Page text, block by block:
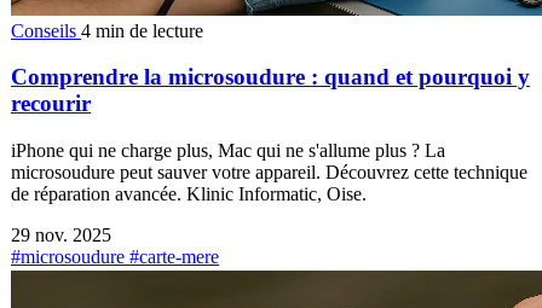
Conseils 4 min de lecture
Comprendre la microsoudure : quand et pourquoi y
recourir
iPhone qui ne charge plus, Mac qui ne s'allume plus ? La
microsoudure peut sauver votre appareil. Découvrez cette technique
de réparation avancée. Klinic Informatic, Oise.
29 nov. 2025
#microsoudure #carte-mere